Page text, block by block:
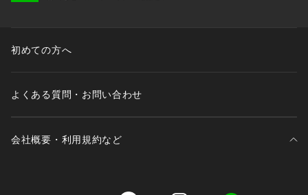
初めての方へ
よくある質問・お問い合わせ
会社概要・利用規約など